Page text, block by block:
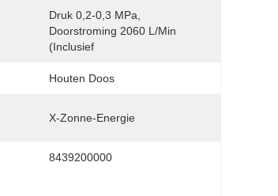
Druk 0,2-0,3 MPa,
Doorstroming 2060 L/min
(inclusief
Houten Doos
X-Zonne-Energie
8439200000